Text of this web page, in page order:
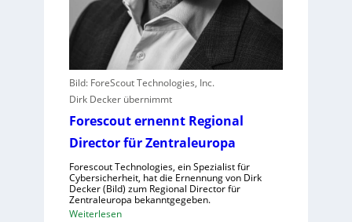
e
s
e
r
e
r
b
e
n
Bild: ForeScout Technologies, Inc.
Dirk Decker übernimmt
Forescout ernennt Regional
Director für Zentraleuropa
Forescout Technologies, ein Spezialist für
Cybersicherheit, hat die Ernennung von Dirk
Decker (Bild) zum Regional Director für
Zentraleuropa bekanntgegeben.
Weiterlesen: